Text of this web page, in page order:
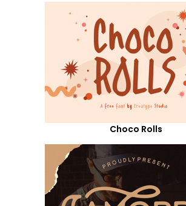
Choco Rolls